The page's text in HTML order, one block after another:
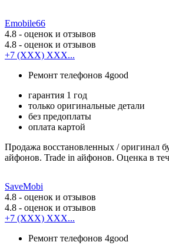
Emobile66
4.8 - оценок и отзывов
4.8 - оценок и отзывов
+7 (XXX) XXX...
Ремонт телефонов 4good
гарантия 1 год
только оригинальные детали
без предоплаты
оплата картой
Продажа восстановленных / оригинал
айфонов. Trade in айфонов. Оценка в
SaveMobi
4.8 - оценок и отзывов
4.8 - оценок и отзывов
+7 (XXX) XXX...
Ремонт телефонов 4good